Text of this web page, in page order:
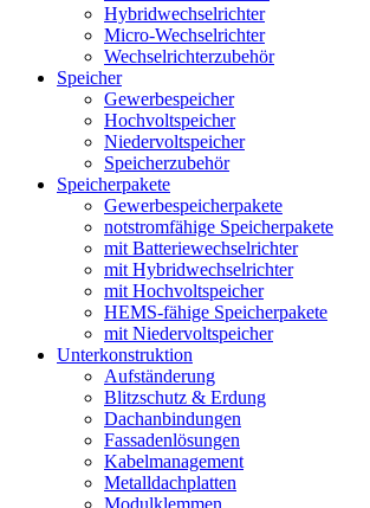
Hybridwechselrichter
Micro-Wechselrichter
Wechselrichterzubehör
Speicher
Gewerbespeicher
Hochvoltspeicher
Niedervoltspeicher
Speicherzubehör
Speicherpakete
Gewerbespeicherpakete
notstromfähige Speicherpakete
mit Batteriewechselrichter
mit Hybridwechselrichter
mit Hochvoltspeicher
HEMS-fähige Speicherpakete
mit Niedervoltspeicher
Unterkonstruktion
Aufständerung
Blitzschutz & Erdung
Dachanbindungen
Fassadenlösungen
Kabelmanagement
Metalldachplatten
Modulklemmen